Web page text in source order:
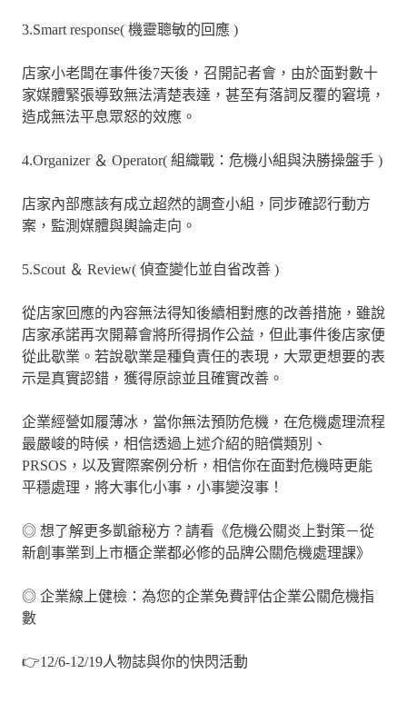
3.Smart response( 機靈聰敏的回應 )
店家小老闆在事件後7天後，召開記者會，由於面對數十
家媒體緊張導致無法清楚表達，甚至有落詞反覆的窘境，
造成無法平息眾怒的效應。
4.Organizer ＆ Operator( 組織戰：危機小組與決勝操盤手 )
店家內部應該有成立超然的調查小組，同步確認行動方
案，監測媒體與輿論走向。
5.Scout ＆ Review( 偵查變化並自省改善 )
從店家回應的內容無法得知後續相對應的改善措施，雖說
店家承諾再次開幕會將所得捐作公益，但此事件後店家便
從此歇業。若說歇業是種負責任的表現，大眾更想要的表
示是真實認錯，獲得原諒並且確實改善。
企業經營如履薄冰，當你無法預防危機，在危機處理流程
最嚴峻的時候，相信透過上述介紹的賠償類別、
PRSOS，以及實際案例分析，相信你在面對危機時更能
平穩處理，將大事化小事，小事變沒事！
◎ 想了解更多凱爺秘方？請看《危機公關炎上對策－從
新創事業到上市櫃企業都必修的品牌公關危機處理課》
◎ 企業線上健檢：為您的企業免費評估企業公關危機指
數
👉12/6-12/19人物誌與你的快閃活動